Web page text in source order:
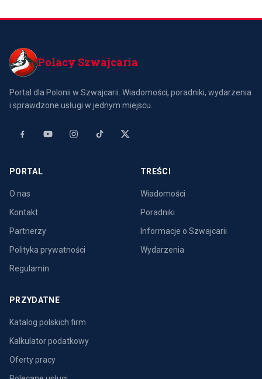
Polacy Szwajcaria
Portal dla Polonii w Szwajcarii. Wiadomości, poradniki, wydarzenia
i sprawdzone usługi w jednym miejscu.
PORTAL
O nas
Kontakt
Partnerzy
Polityka prywatności
Regulamin
TREŚCI
Wiadomości
Poradniki
Informacje o Szwajcarii
Wydarzenia
PRZYDATNE
Katalog polskich firm
Kalkulator podatkowy
Oferty pracy